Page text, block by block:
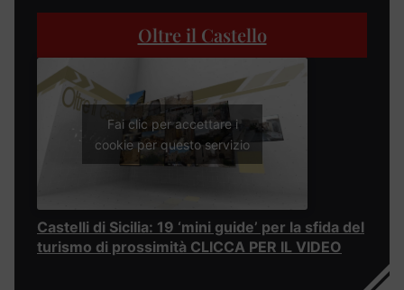
Oltre il Castello
Fai clic per accettare i
cookie per questo servizio
Castelli di Sicilia: 19 ‘mini guide’ per la sfida del
turismo di prossimità CLICCA PER IL VIDEO